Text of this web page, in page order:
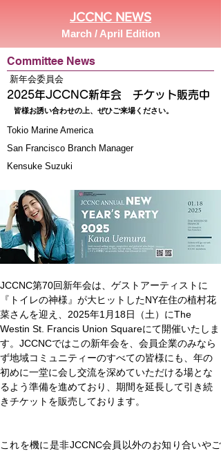
JCCNC NEWS
March / April Edition
Committee News
新年会委員会
2025年JCCNC新年会 チケット販売中
皆様お誘い合わせの上、ぜひご来場ください。
Tokio Marine America
San Francisco Branch Manager
Kensuke Suzuki
JCCNC第70回新年会は、ゲストアーティストに
『トイレの神様』が大ヒットしたNY在住の植村花
菜さんを迎え、2025年1月18日（土）にThe
Westin St. Francis Union Squareにて開催いたしま
す。JCCNCではこの新年会を、会員企業のみなら
ず地域コミュニティーのすべての皆様にも、年の
初めに一堂に会し交流を深めていただける場とな
るよう準備を進めており、期間を延長して引き続
きチケットを販売しております。
これを機に是非JCCNC会員以外のお知り合いやご